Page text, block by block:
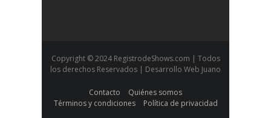
Copyright © 2024 RegistrodeShows.com | Todos
los derechos Reservados | Desarrollo Web Juano
Contacto
Quiénes somos
Términos y condiciones
Política de privacidad